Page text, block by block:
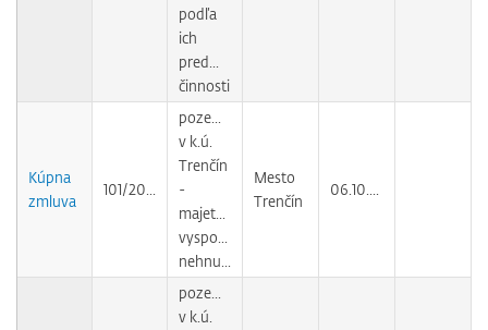
podľa
ich
predmetu
činnosti
Kúpna
zmluva
pozemok
v k.ú.
Trenčín
-
majetkovoprávne
vysporiadanie
Mesto
Trenčín
pozemky
v k.ú.